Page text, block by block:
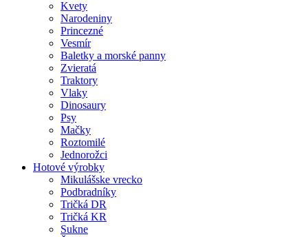
Kvety
Narodeniny
Princezné
Vesmír
Baletky a morské panny
Zvieratá
Traktory
Vlaky
Dinosaury
Psy
Mačky
Roztomilé
Jednorožci
Hotové výrobky
Mikulášske vrecko
Podbradníky
Tričká DR
Tričká KR
Sukne